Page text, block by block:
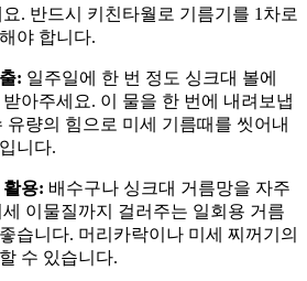
. 반드시 키친타월로 기름기를 1차로
야 합니다.
: 일주일에 한 번 정도 싱크대 볼에
아주세요. 이 물을 한 번에 내려보냅
유량의 힘으로 미세 기름때를 씻어내
니다.
용: 배수구나 싱크대 거름망을 자주
세 이물질까지 걸러주는 일회용 거름
습니다. 머리카락이나 미세 찌꺼기의
수 있습니다.